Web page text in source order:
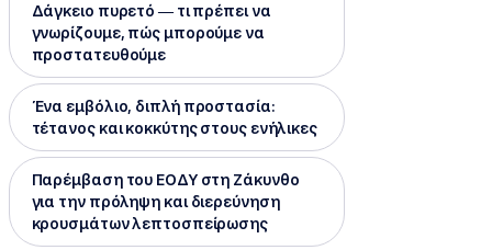
Δάγκειο πυρετό — τι πρέπει να
γνωρίζουμε, πώς μπορούμε να
προστατευθούμε
Ένα εμβόλιο, διπλή προστασία:
τέτανος και κοκκύτης στους ενήλικες
Παρέμβαση του ΕΟΔΥ στη Ζάκυνθο
για την πρόληψη και διερεύνηση
κρουσμάτων λεπτοσπείρωσης